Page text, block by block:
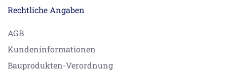
Rechtliche Angaben
AGB
Kundeninformationen
Bauprodukten-Verordnung